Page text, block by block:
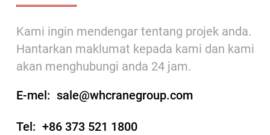
Kami ingin mendengar tentang projek anda.
Hantarkan maklumat kepada kami dan kami
akan menghubungi anda 24 jam.
E-mel: sale@whcranegroup.com
Tel: +86 373 521 1800